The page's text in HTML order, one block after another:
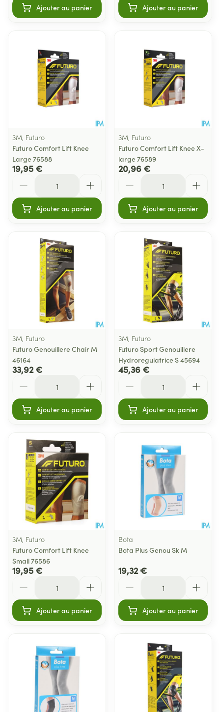
Ajouter au panier Ajouter au panier
3M, Futuro
Futuro Comfort Lift Knee
Large 76588
19,95 €
Ajouter au panier
3M, Futuro
Futuro Comfort Lift Knee X-
large 76589
20,96 €
Ajouter au panier
3M, Futuro
Futuro Genouillere Chair M
46164
33,92 €
Ajouter au panier
3M, Futuro
Futuro Sport Genouillere
Hydroregulatrice S 45694
45,36 €
Ajouter au panier
3M, Futuro
Futuro Comfort Lift Knee
Small 76586
19,95 €
Ajouter au panier
Bota
Bota Plus Genou Sk M
19,32 €
Ajouter au panier